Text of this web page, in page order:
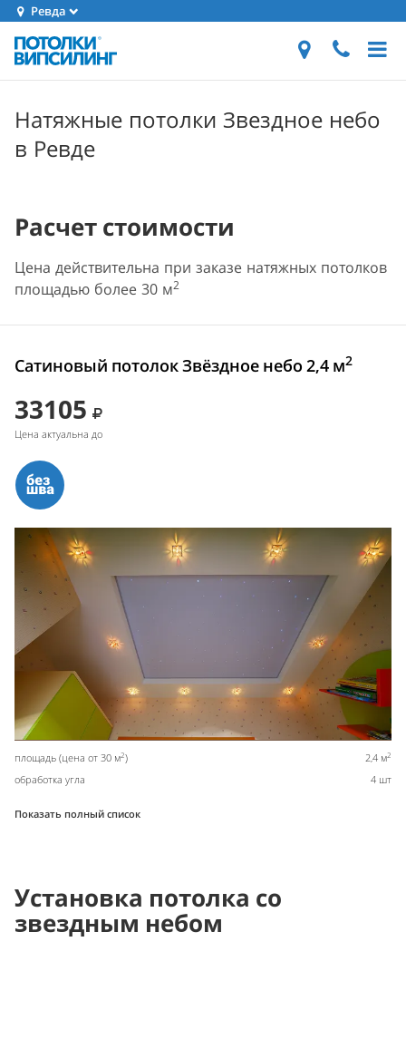
Ревда
Натяжные потолки Звездное небо
в Ревде
Расчет стоимости
Цена действительна при заказе натяжных потолков
площадью более 30 м2
Сатиновый потолок Звёздное небо 2,4 м2
33105
Цена актуальна до
площадь (цена от 30 м2) 2,4 м2
обработка угла 4 шт
Показать полный список
Установка потолка со
звездным небом